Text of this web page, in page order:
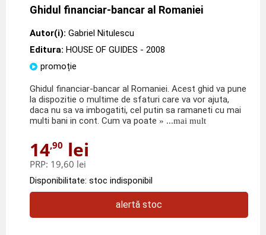
Ghidul financiar-bancar al Romaniei
Autor(i): Gabriel Nitulescu
Editura: HOUSE OF GUIDES - 2008
promoție
Ghidul financiar-bancar al Romaniei. Acest ghid va pune
la dispozitie o multime de sfaturi care va vor ajuta,
daca nu sa va imbogatiti, cel putin sa ramaneti cu mai
multi bani in cont. Cum va poate » ...mai mult
14,90 lei
PRP: 19,60 lei
Disponibilitate: stoc indisponibil
alertă stoc